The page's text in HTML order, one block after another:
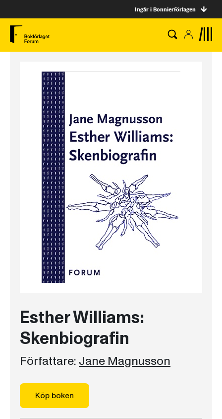
Ingår i Bonnierförlagen
Esther Williams:
Skenbiografin
Författare: Jane Magnusson
Köp boken